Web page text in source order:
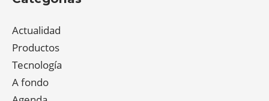
Actualidad
Productos
Tecnología
A fondo